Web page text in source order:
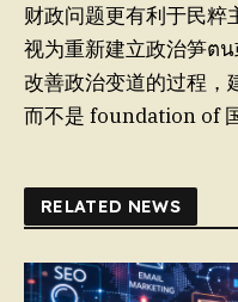
财政问题更有利于民粹
视为重新建立政治笋ต
改善政治变道的过程，
而不是 foundation of
RELATED NEWS